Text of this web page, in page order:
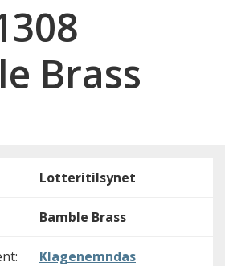
Brass
Lotteritilsynet
Bamble Brass
Klagenemndas